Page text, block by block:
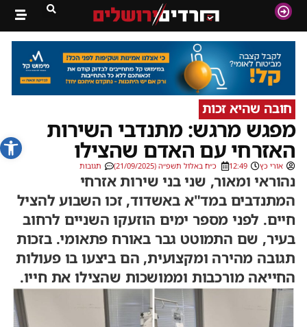
פתח
חובה שהיא זכות
מפגש מרגש: מתנדבי השירות
האזרחי עם האדם שהצילו
אורי כץ 12:49 כ״ח באלול תשפ״ה (21/09/2025) תגובות
נהוראי ומאור, שני בני שירות אזרחי
המתנדבים במד"א באשדוד, זכו השבוע להציל
חיים. לפני מספר ימים הוזעקו השניים לרחוב
בעיר, שם התמוטט גבר באורח פתאומי. בזכות
תגובה מהירה ומקצועית, הם ביצעו בו פעולות
החייאה מורכבות וממושכות שהצילו את חייו.